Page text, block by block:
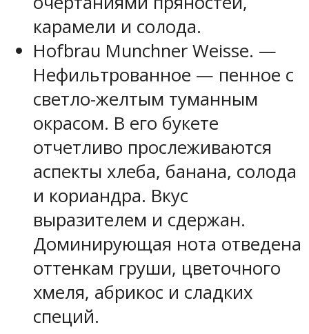
карамели и солода.
Hofbrau Munchner Weisse. —
Нефильтрованное — пенное с
светло-желтым туманным
окрасом. В его букете
отчетливо прослеживаются
аспекты хлеба, банана, солода
и кориандра. Вкус
выразителем и сдержан.
Доминирующая нота отведена
оттенкам груши, цветочного
хмеля, абрикос и сладких
специй.